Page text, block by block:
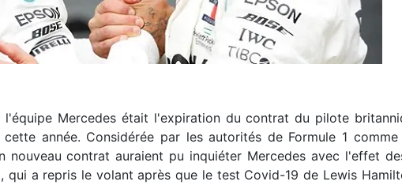
Mercedes était l'expiration du contrat du pilote
année. Considérée par les autorités de Formule 1
nouveau contrat auraient pu inquiéter Mercedes avec l'effet
qui a repris le volant après que le test Covid-19 de Lewis